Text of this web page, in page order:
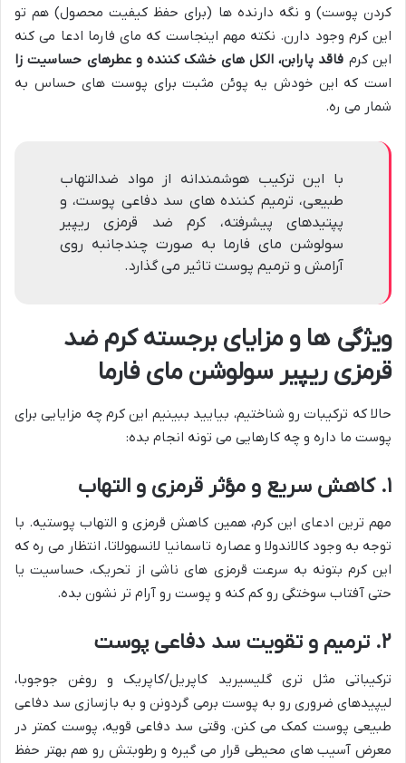
کردن پوست) و نگه دارنده ها (برای حفظ کیفیت محصول) هم تو
این کرم وجود دارن. نکته مهم اینجاست که مای فارما ادعا می کنه
این کرم فاقد پارابن، الکل های خشک کننده و عطرهای حساسیت زا
است که این خودش یه پوئن مثبت برای پوست های حساس به
شمار می ره.
با این ترکیب هوشمندانه از مواد ضدالتهاب
طبیعی، ترمیم کننده های سد دفاعی پوست، و
پپتیدهای پیشرفته، کرم ضد قرمزی ریپیر
سولوشن مای فارما به صورت چندجانبه روی
آرامش و ترمیم پوست تاثیر می گذارد.
ویژگی ها و مزایای برجسته کرم ضد
قرمزی ریپیر سولوشن مای فارما
حالا که ترکیبات رو شناختیم، بیایید ببینیم این کرم چه مزایایی برای
پوست ما داره و چه کارهایی می تونه انجام بده:
۱. کاهش سریع و مؤثر قرمزی و التهاب
مهم ترین ادعای این کرم، همین کاهش قرمزی و التهاب پوستیه. با
توجه به وجود کالاندولا و عصاره تاسمانیا لانسهولاتا، انتظار می ره که
این کرم بتونه به سرعت قرمزی های ناشی از تحریک، حساسیت یا
حتی آفتاب سوختگی رو کم کنه و پوست رو آرام تر نشون بده.
۲. ترمیم و تقویت سد دفاعی پوست
ترکیباتی مثل تری گلیسیرید کاپریل/کاپریک و روغن جوجوبا،
لیپیدهای ضروری رو به پوست برمی گردونن و به بازسازی سد دفاعی
طبیعی پوست کمک می کنن. وقتی سد دفاعی قویه، پوست کمتر در
معرض آسیب های محیطی قرار می گیره و رطوبتش رو هم بهتر حفظ